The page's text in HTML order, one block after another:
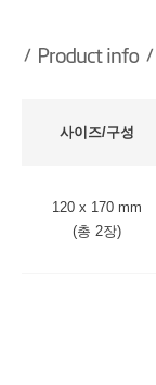
사이즈/구성
120 x 170 mm
(총 2장)